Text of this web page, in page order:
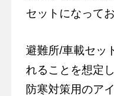
セットになって
避難所/車載セッ
れることを想定
防寒対策用のア